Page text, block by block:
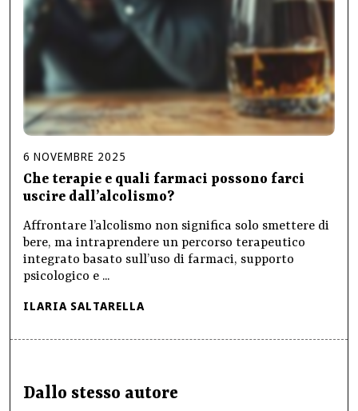
6 NOVEMBRE 2025
Che terapie e quali farmaci possono farci
uscire dall’alcolismo?
Affrontare l’alcolismo non significa solo smettere di
bere, ma intraprendere un percorso terapeutico
integrato basato sull’uso di farmaci, supporto
psicologico e ...
ILARIA SALTARELLA
Dallo stesso autore